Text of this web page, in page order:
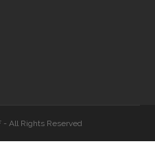
- All Rights Reserved